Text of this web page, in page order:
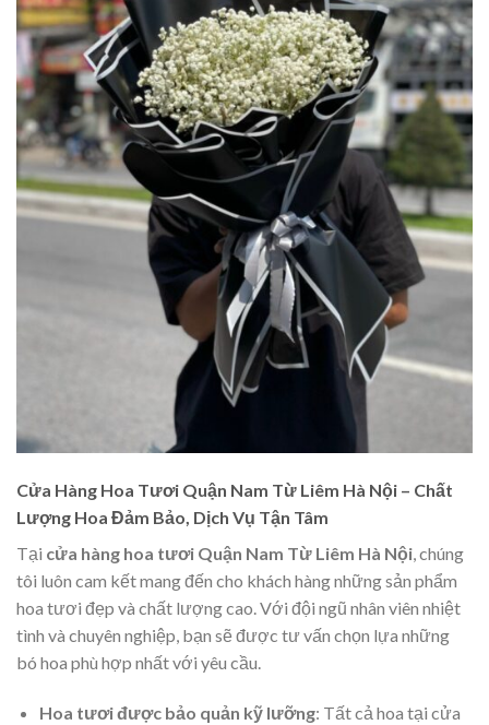
Cửa Hàng Hoa Tươi Quận Nam Từ Liêm Hà Nội – Chất
Lượng Hoa Đảm Bảo, Dịch Vụ Tận Tâm
Tại cửa hàng hoa tươi Quận Nam Từ Liêm Hà Nội, chúng
tôi luôn cam kết mang đến cho khách hàng những sản phẩm
hoa tươi đẹp và chất lượng cao. Với đội ngũ nhân viên nhiệt
tình và chuyên nghiệp, bạn sẽ được tư vấn chọn lựa những
bó hoa phù hợp nhất với yêu cầu.
Hoa tươi được bảo quản kỹ lưỡng: Tất cả hoa tại cửa